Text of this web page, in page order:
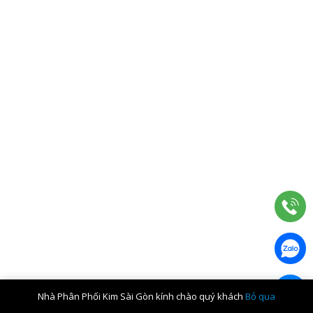
Nhà Phân Phối Kim Sài Gòn kính chào quý khách Bỏ qua